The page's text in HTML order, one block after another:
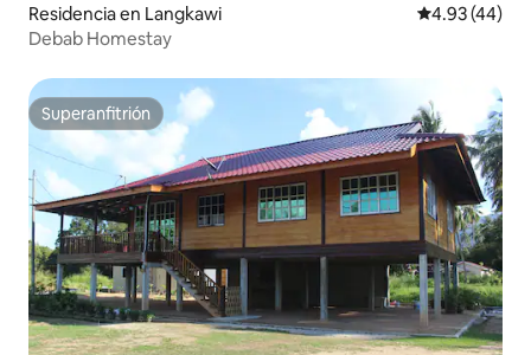
Residencia en Langkawi Calificación
4.93 (44)
Debab Homestay
Superanfitrión
Superanfitrión